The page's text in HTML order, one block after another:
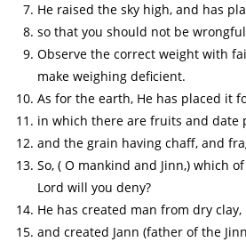
He raised the sky high, and has
so that you should not be
Observe the correct weight with
make weighing deficient.
As for the earth, He has placed it
in which there are fruits and date
and the grain having chaff, and
So, ( O mankind and Jinn,) which
Lord will you deny?
He has created man from dry
and created Jann (father of the